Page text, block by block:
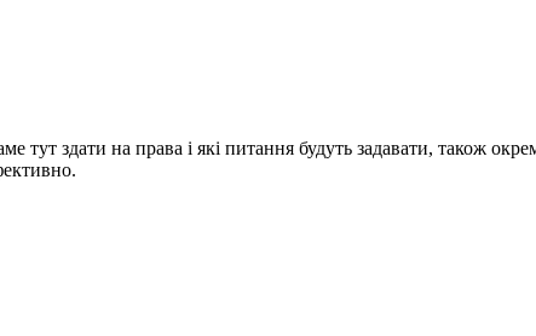
здати на права і які питання будуть задавати, також